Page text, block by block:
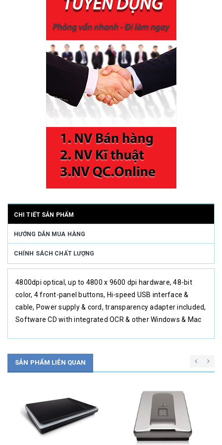
CHI TIẾT SẢN PHẨM
HƯỚNG DẪN MUA HÀNG
CHÍNH SÁCH CHẤT LƯỢNG
4800dpi optical, up to 4800 x 9600 dpi hardware, 48-bit
color, 4 front-panel buttons, Hi-speed USB interface &
cable, Power supply & cord, transparency adapter included,
Software CD with integrated OCR & other Windows & Mac
SẢN PHẨM LIÊN QUAN